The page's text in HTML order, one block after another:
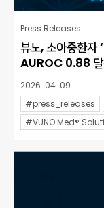
Press Releases
뷰노, 소아중환자
AUROC 0.88
2026. 04. 09
#press_releases
#VUNO Med®